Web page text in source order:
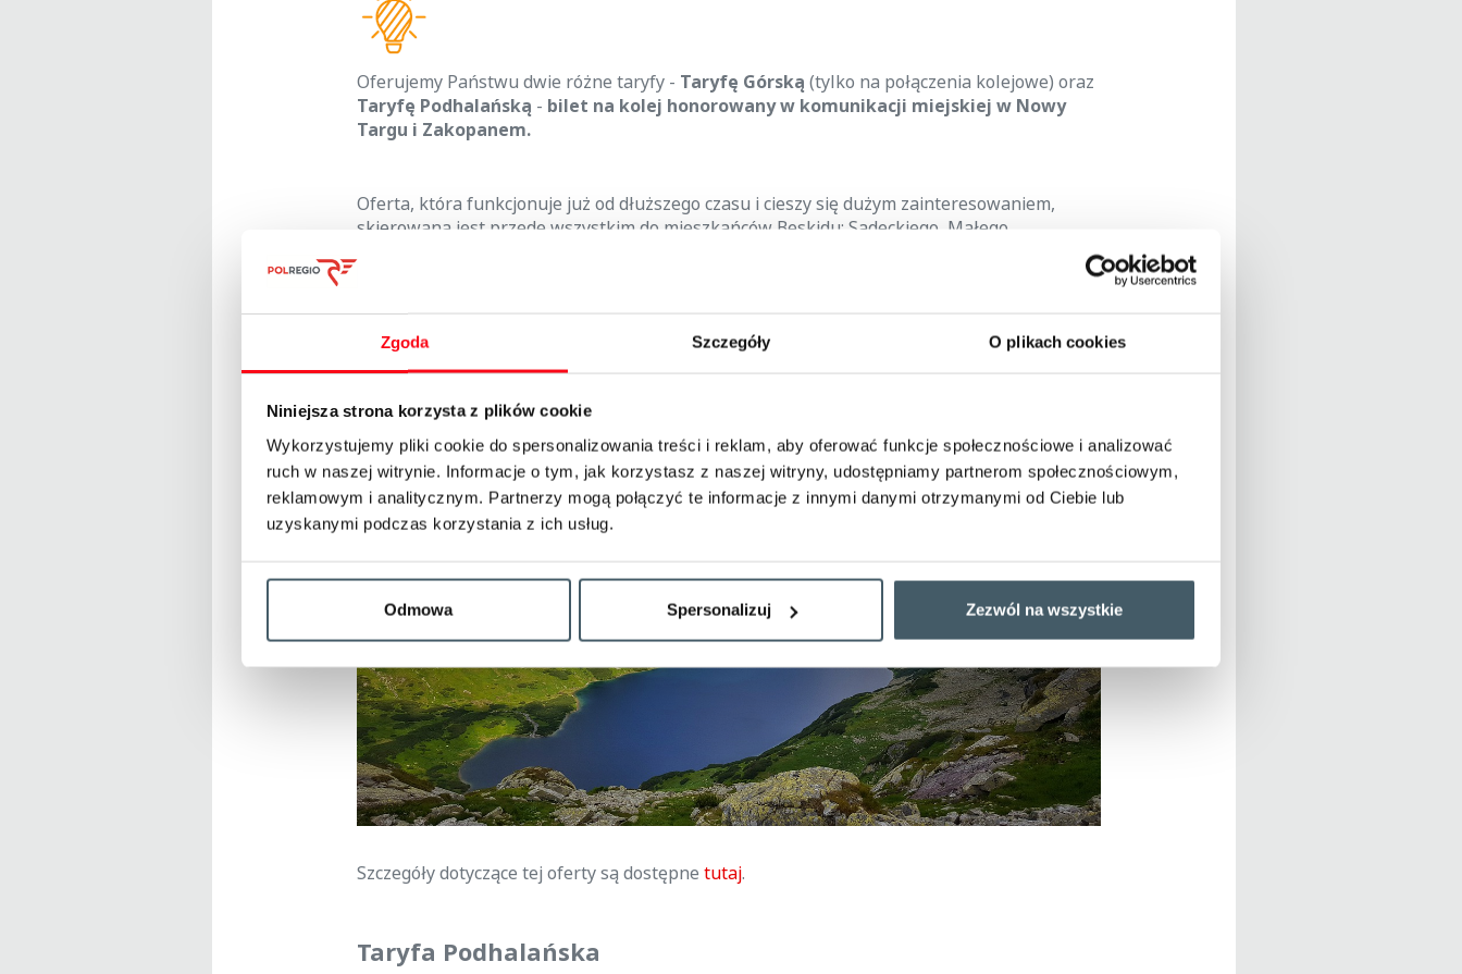
Zgoda Szczegóły O plikach cookies
Niniejsza strona korzysta z plików cookie
Wykorzystujemy pliki cookie do spersonalizowania treści i reklam, aby oferować funkcje społecznościowe i analizować
ruch w naszej witrynie. Informacje o tym, jak korzystasz z naszej witryny, udostępniamy partnerom społecznościowym,
reklamowym i analitycznym. Partnerzy mogą połączyć te informacje z innymi danymi otrzymanymi od Ciebie lub
uzyskanymi podczas korzystania z ich usług.
Odmowa Spersonalizuj Zezwól na wszystkie
Oferujemy Państwu dwie różne taryfy - Taryfę Górską (tylko na połączenia kolejowe) oraz
Taryfę Podhalańską - bilet na kolej honorowany w komunikacji miejskiej w Nowy
Targu i Zakopanem.
Oferta, która funkcjonuje już od dłuższego czasu i cieszy się dużym zainteresowaniem,
skierowana jest przede wszystkim do mieszkańców Beskidu: Sądeckiego, Małego,
stosunku do podstawowej taryfy „TPR".
Szczegóły dotyczące tej oferty są dostępne tutaj.
Taryfa Podhalańska